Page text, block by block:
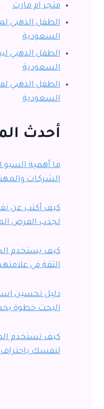
متجر ام مارت
الطفل الذهبي
السعودية
الطفل الذهبي
السعودية
الطفل الذهبي
السعودية
أحدث
ما أهمية
الشركات
كيف أكتب عن
لجذب الفرص
كيف يستخدم
الثقة في
دليل تحسين
البحث خطوة
كيف تستخدم
لنفسك